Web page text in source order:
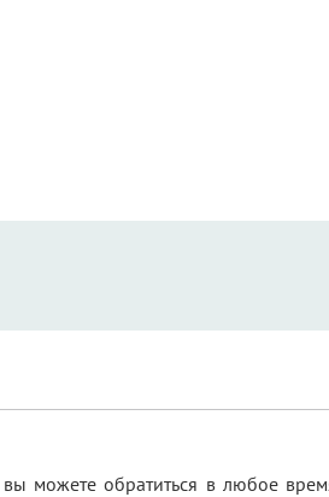
можете обратиться в любое